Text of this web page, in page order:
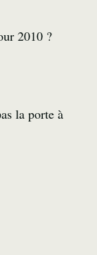
2010 ?
la porte à